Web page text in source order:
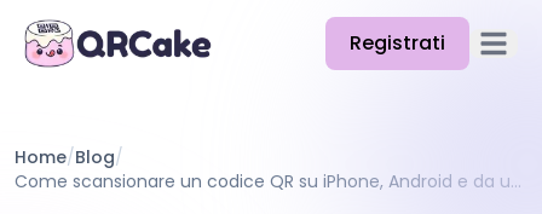
Registrati Apri il
Prezzi
Home/Blog/
Come scansionare un codice QR su iPhone, Android e da uno screenshot (2026)